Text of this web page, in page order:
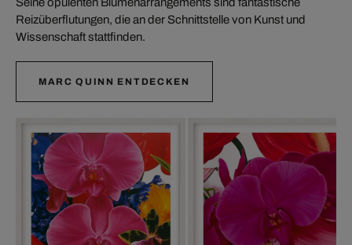
Reizüberflutungen, die an der Schnittstelle von Kunst und
Wissenschaft stattfinden.
MARC QUINN ENTDECKEN